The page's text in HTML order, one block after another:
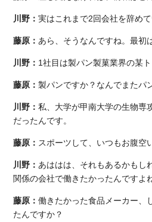
川野：実はこれまで2回会社を辞めて
藤原： あら、そうなんですね。最初
川野： 1社目は製パン製菓業界の某
藤原：製パンですか？なんでまたパ
川野：私、大学が甲南大学の生物専
だったんです。
藤原： スポーツして、いつもお腹空
川野： あははは、それもあるかも
関係の会社で働きたかったんですよ
藤原：働きたかった食品メーカー、
たんですか？